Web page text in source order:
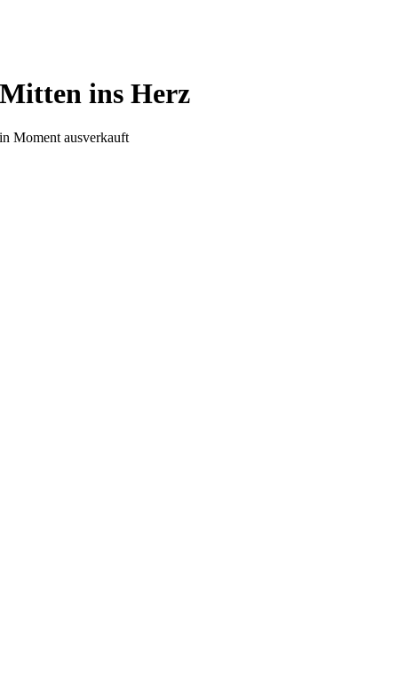
Mitten ins Herz
in Moment ausverkauft